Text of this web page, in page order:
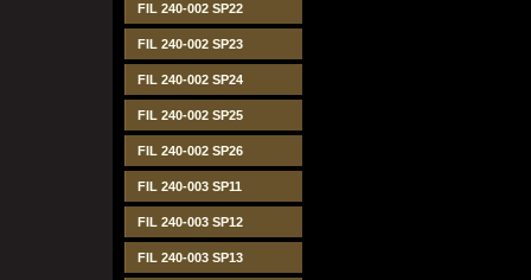
FIL 240-002 SP22
FIL 240-002 SP23
FIL 240-002 SP24
FIL 240-002 SP25
FIL 240-002 SP26
FIL 240-003 SP11
FIL 240-003 SP12
FIL 240-003 SP13